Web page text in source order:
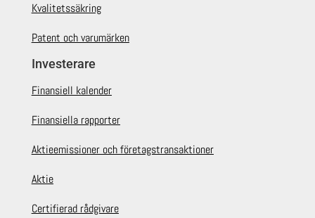
Kvalitetssäkring
Patent och varumärken
Investerare
Finansiell kalender
Finansiella rapporter
Aktieemissioner och företagstransaktioner
Aktie
Certifierad rådgivare